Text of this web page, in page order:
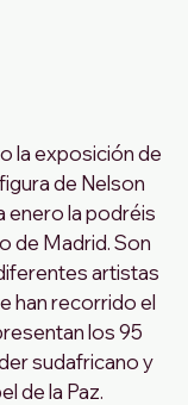
la exposición de
de Nelson
enero la podréis
de Madrid. Son
artistas
han recorrido el
los 95
sudafricano y
de la Paz.